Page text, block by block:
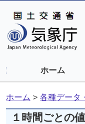
ホーム
ホーム > 各種データ
１時間ごとの値